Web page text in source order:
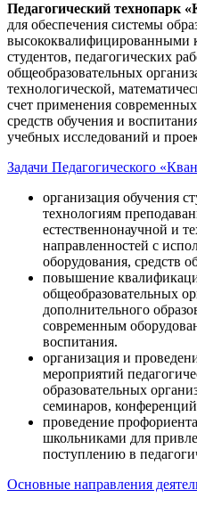
Педагогический технопарк
для обеспечения системы
высококвалифицированными
студентов, педагогических
общеобразовательных
технологической,
счет применения
средств обучения и
учебных исследований и
Задачи Педагогического
организация обучения
технологиям
естественнонаучной и
направленностей с
оборудования, средств
повышение
общеобразовательных
дополнительного
современным
воспитания.
организация и
мероприятий
образовательных
семинаров,
проведение
школьниками для
поступлению в
Основные направления